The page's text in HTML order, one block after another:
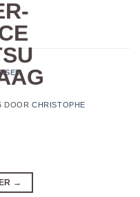
DOORCHRISTOPHE
→